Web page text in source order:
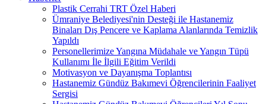
Plastik Cerrahi TRT Özel Haberi
Ümraniye Belediyesi'nin Desteği ile Hastanemiz
Binaları Dış Pencere ve Kaplama Alanlarında Temizlik
Yapıldı
Personellerimize Yangına Müdahale ve Yangın Tüpü
Kullanımı İle İlgili Eğitim Verildi
Motivasyon ve Dayanışma Toplantısı
Hastanemiz Gündüz Bakımevi Öğrencilerinin Faaliyet
Sergisi